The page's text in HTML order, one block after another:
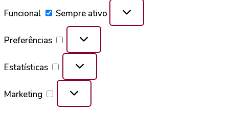
Funcional
Sempre ativo
Preferências
Estatísticas
Marketing